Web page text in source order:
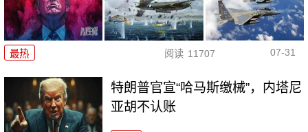
最热 阅读 11707 07-31
特朗普官宣“哈马斯缴械”，内塔尼
亚胡不认账